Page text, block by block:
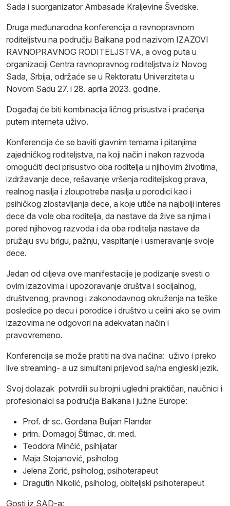
Sada i suorganizator Ambasade Kraljevine Švedske.
Druga međunarodna konferencija o ravnopravnom
roditeljstvu na području Balkana pod nazivom IZAZOVI
RAVNOPRAVNOG RODITELJSTVA, a ovog puta u
organizaciji Centra ravnopravnog roditeljstva iz Novog
Sada, Srbija, održaće se u Rektoratu Univerziteta u
Novom Sadu 27. i 28. aprila 2023. godine.
Događaj će biti kombinacija ličnog prisustva i praćenja
putem interneta uživo.
Konferencija će se baviti glavnim temama i pitanjima
zajedničkog roditeljstva, na koji način i nakon razvoda
omogućiti deci prisustvo oba roditelja u njihovim životima,
izdržavanje dece, rešavanje vršenja roditeljskog prava,
realnog nasilja i zloupotreba nasilja u porodici kao i
psihičkog zlostavljanja dece, a koje utiče na najbolji interes
dece da vole oba roditelja, da nastave da žive sa njima i
pored njihovog razvoda i da oba roditelja nastave da
pružaju svu brigu, pažnju, vaspitanje i usmeravanje svoje
dece.
Jedan od ciljeva ove manifestacije je podizanje svesti o
ovim izazovima i upozoravanje društva i socijalnog,
društvenog, pravnog i zakonodavnog okruženja na teške
posledice po decu i porodice i društvo u celini ako se ovim
izazovima ne odgovori na adekvatan način i
pravovremeno.
Konferencija se može pratiti na dva načina: uživo i preko
live streaming- a uz simultani prijevod sa/na engleski jezik.
Svoj dolazak potvrdili su brojni ugledni praktičari, naučnici i
profesionalci sa područja Balkana i južne Europe:
Prof. dr sc. Gordana Buljan Flander
prim. Domagoj Štimac, dr. med.
Teodora Minčić, psihijatar
Maja Stojanović, psiholog
Jelena Zorić, psiholog, psihoterapeut
Dragutin Nikolić, psiholog, obiteljski psihoterapeut
Gosti iz SAD-a: